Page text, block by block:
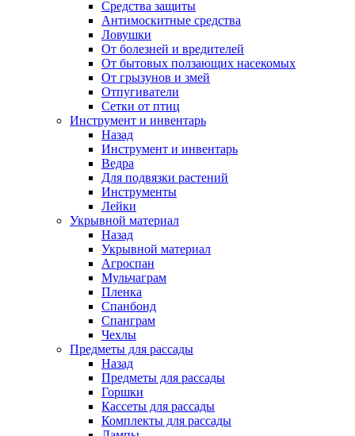
Средства защиты
Антимоскитные средства
Ловушки
От болезней и вредителей
От бытовых ползающих насекомых
От грызунов и змей
Отпугиватели
Сетки от птиц
Инструмент и инвентарь
Назад
Инструмент и инвентарь
Ведра
Для подвязки растений
Инструменты
Лейки
Укрывной материал
Назад
Укрывной материал
Агроспан
Мульчаграм
Пленка
Спанбонд
Спанграм
Чехлы
Предметы для рассады
Назад
Предметы для рассады
Горшки
Кассеты для рассады
Комплекты для рассады